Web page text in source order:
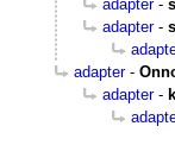
adapter-
adapter-
adapter-
adapter-